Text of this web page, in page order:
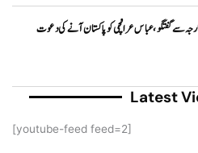
سے گفتگو، عباس عراقچی کو پاکستان آنے کی دعوت
Latest
[youtube-feed feed=2]